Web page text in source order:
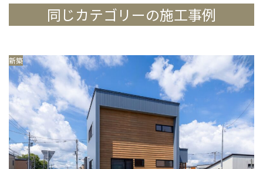
同じカテゴリーの施工事例
新築